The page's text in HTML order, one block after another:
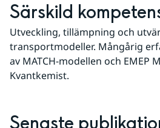
Särskild
Utveckling, tillämpning och
transportmodeller. Mångårig
av MATCH-modellen och EMEP
Kvantkemist.